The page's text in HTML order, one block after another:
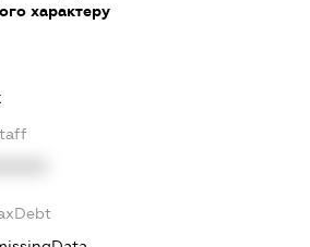
характеру